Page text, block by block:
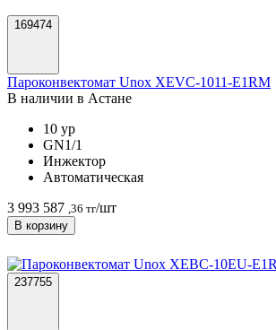
169474
Пароконвектомат Unox XEVC-1011-E1RM
В наличии в Астанe
10 ур
GN1/1
Инжектор
Автоматическая
3 993 587 ,36 тг/шт
В корзину
237755